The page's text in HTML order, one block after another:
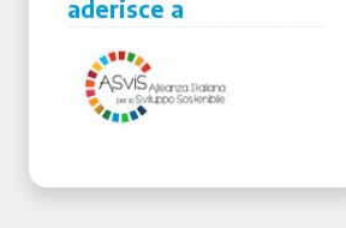
aderisce a